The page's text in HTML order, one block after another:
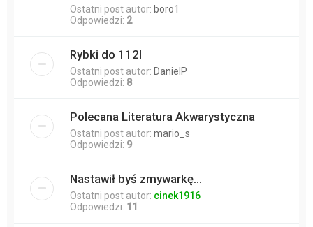
Ostatni post autor: boro1
Odpowiedzi: 2
Rybki do 112l
Ostatni post autor: DanielP
Odpowiedzi: 8
Polecana Literatura Akwarystyczna
Ostatni post autor: mario_s
Odpowiedzi: 9
Nastawił byś zmywarkę...
Ostatni post autor: cinek1916
Odpowiedzi: 11